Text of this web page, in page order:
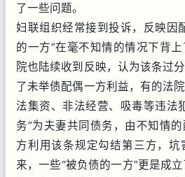
了一些问题。
妇联组织经常接到投诉，反映因
的一方”在毫不知情的情况下背
院也陆续收到反映，认为该条过
了未举债配偶一方利益，有的法
法集资、非法经营、吸毒等违法
务”为夫妻共同债务，由不知情
方利用该条规定勾结第三方，
来，一些“被负债的一方”更是成